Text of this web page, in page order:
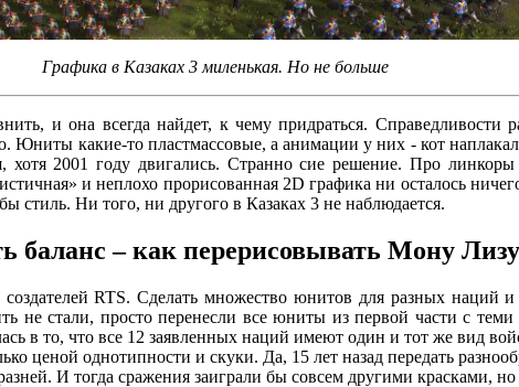
Графика в Казаках 3 миленькая. Но не больше
и она всегда найдет, к чему придраться. Справедливости
Юниты какие-то пластмассовые, а анимации у них - кот
хотя 2001 году двигались. Странно сие решение. Про
и неплохо прорисованная 2D графика ни осталось
стиль. Ни того, ни другого в Казаках 3 не наблюдается.
баланс – как перерисовывать Мону Лизу
RTS. Сделать множество юнитов для разных наций
не стали, просто перенесли все юниты из первой части с
в то, что все 12 заявленных наций имеют один и тот же вид
ценой однотипности и скуки. Да, 15 лет назад передать
И тогда сражения заиграли бы совсем другими красками, но